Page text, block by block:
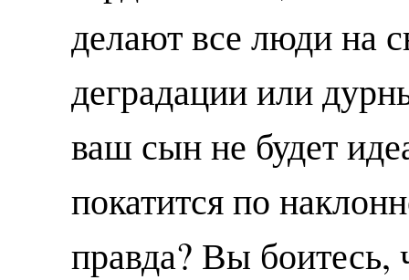
делают все люди на
деградации или
ваш сын не будет
покатится по
правда? Вы боитесь,